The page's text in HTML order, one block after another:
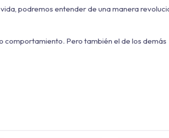
podremos entender de una manera
comportamiento. Pero también el de los demás